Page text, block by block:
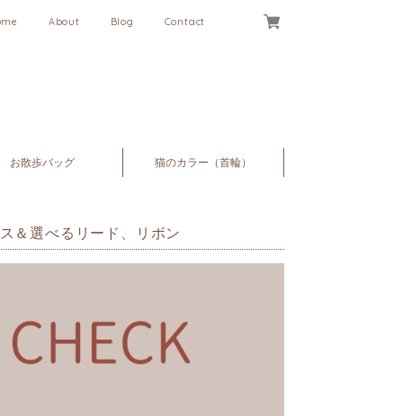
About Blog Contact
お散歩バッグ 猫のカラー（首輪）
＆選べるリード、リボン